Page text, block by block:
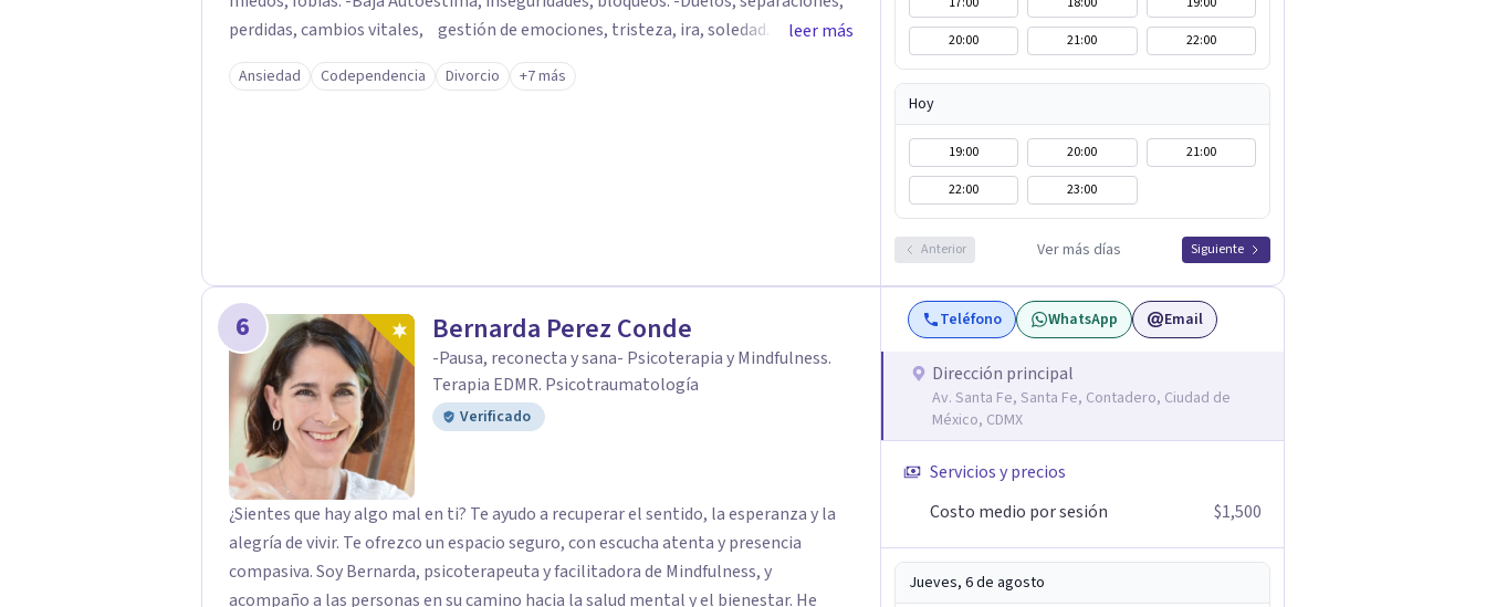
perdidas, cambios vitales, gestión de emociones, tristeza, ira, soledad. Si deseas
resolver una situación determinada o realizar cambios en tu vida, el asesoramiento
profesional será la clave para encontrar las herramientas adecuadas para superar
leer más
Ansiedad Codependencia Divorcio +7 más
20:00
21:00 22:00
Hoy
19:00 20:00
21:00
22:00
23:00
Anterior Ver más días Siguiente
6 Bernarda Perez Conde
-Pausa, reconecta y sana- Psicoterapia y Mindfulness.
Terapia EDMR. Psicotraumatología
Verificado
¿Sientes que hay algo mal en ti? Te ayudo a recuperar el sentido, la esperanza y la
alegría de vivir. Te ofrezco un espacio seguro, con escucha atenta y presencia
compasiva. Soy Bernarda, psicoterapeuta y facilitadora de Mindfulness, y
acompaño a las personas en su camino hacia la salud mental y el bienestar. He
Teléfono WhatsApp Email
Dirección principal
Av. Santa Fe, Santa Fe, Contadero, Ciudad de
México, CDMX
Servicios y precios
Costo medio por sesión
$1,500
Jueves, 6 de agosto